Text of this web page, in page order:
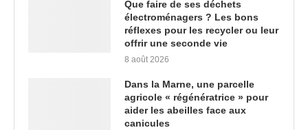
Que faire de ses déchets
électroménagers ? Les bons
réflexes pour les recycler ou leur
offrir une seconde vie
8 août 2026
Dans la Marne, une parcelle
agricole « régénératrice » pour
aider les abeilles face aux
canicules